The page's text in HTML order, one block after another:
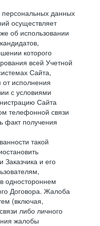
персональных данных
осуществляет
об использовании
которого
всей Учетной
Сайта,
от исполнения
с условиями
Сайта
телефонной связи
факт получения
такой
Заказчика и его
одностороннем
Договора. Жалоба
(включая,
либо личного
жалобы